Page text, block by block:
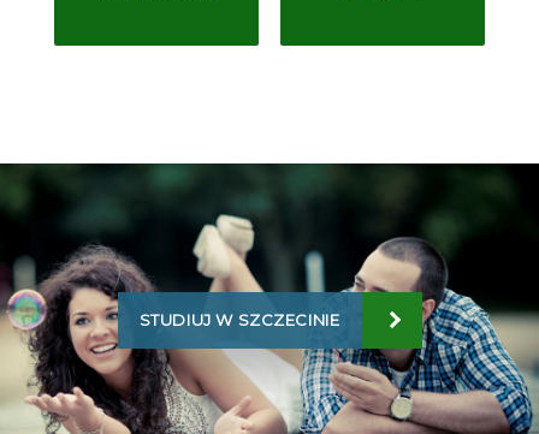
STUDIUJ W SZCZECINIE